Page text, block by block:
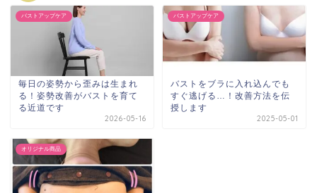
バストアップケア
毎日の姿勢から歪みは生まれ
る！姿勢改善がバストを育て
る近道です
2026-05-16
バストアップケア
バストをブラに入れ込んでも
すぐ逃げる…！改善方法を伝
授します
2025-05-01
オリジナル商品